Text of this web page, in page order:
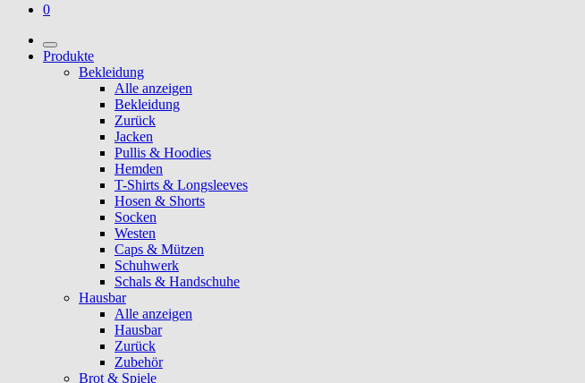
0
Produkte
Bekleidung
Alle anzeigen
Bekleidung
Zurück
Jacken
Pullis & Hoodies
Hemden
T-Shirts & Longsleeves
Hosen & Shorts
Socken
Westen
Caps & Mützen
Schuhwerk
Schals & Handschuhe
Hausbar
Alle anzeigen
Hausbar
Zurück
Zubehör
Brot & Spiele